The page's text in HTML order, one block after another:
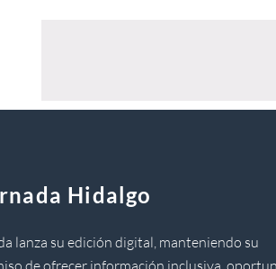
Hidalgo
lanza su edición digital, manteniendo su